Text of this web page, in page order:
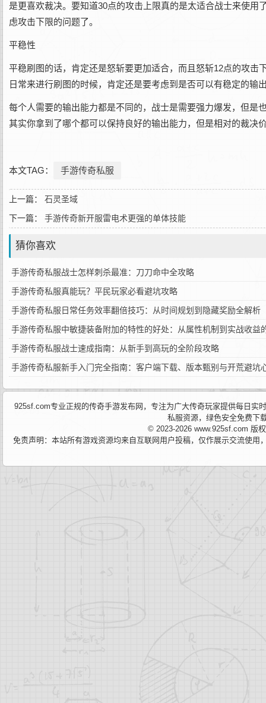
是更喜欢裁决。要知道30点的攻击上限真的是太适合战士来使
虑攻击下限的问题了。
平稳性
平稳刷图的话，肯定还是怒斩要更加适合，而且怒斩12点的攻
日常来进行刷图的时候，肯定还是要考虑到是否可以有稳定的
每个人需要的输出能力都是不同的，战士是需要强力爆发，但是
其实你拿到了哪个都可以保持良好的输出能力，但是相对的裁决
本文TAG： 手游传奇私服
上一篇： 石灵圣域
下一篇： 手游传奇新开服雷电术更强的单体技能
猜你喜欢
手游传奇私服战士怎样刺杀最准：刀刀命中全攻略
手游传奇私服真能玩？平民玩家必看避坑攻略
手游传奇私服日常任务效率翻倍技巧：从时间规划到隐藏奖励全解析
手游传奇私服中敏捷装备附加的特性的好处：从属性机制到实战收益
手游传奇私服战士速成指南：从新手到高玩的全阶段攻略
手游传奇私服新手入门完全指南：客户端下载、版本甄别与开荒避坑
925sf.com专业正规的传奇手游发布网，专注为广大传奇玩家提供每日实
私服资源，绿色安全免费下
© 2023-2026 www.925sf.com 版
免责声明：本站所有游戏资源均来自互联网用户投稿，仅作展示交流使